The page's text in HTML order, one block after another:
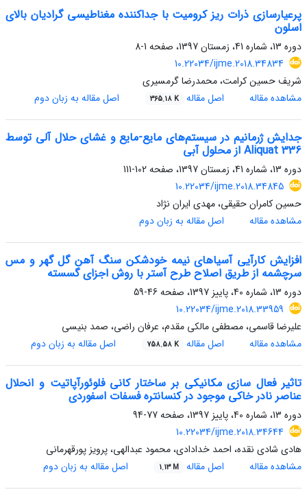
پرعیارسازی ذرات ریز کرومیت با جداکننده مغناطیسی گرادیان بالای
اسلون
دوره 13، شماره 41، زمستان 1397، صفحه
1-8
10.22034/ijme.2018.34834
شریف حسین کرامت، محمدرضا گرمسیری
مشاهده مقاله
اصل مقاله 365.18 K اصل مقاله به زبان دوم
جدایش ژرمانیم در سیستم‌های مایع-مایع و غشای حلال آلی توسط
Aliquat 336 از محلول آبی
دوره 13، شماره 41، زمستان 1397، صفحه
102-111
10.22034/ijme.2018.34845
حسین کامران حقیقی، مهدی ایران نژاد
مشاهده مقاله
اصل مقاله به زبان دوم
افزایش کارآیی آسیاهای نیمه خودشکن سنگ آهن گل گهر و مس
سرچشمه از طریق اصلاح طرح آستر با روش اجزای گسسته
دوره 13، شماره 40، پاییز 1397، صفحه
46-59
10.22034/ijme.2018.33959
علیرضا قاسمی، مصطفی مالکی مقدم، عرفان راضی، صمد بنیسی
مشاهده مقاله
اصل مقاله 758.58 K اصل مقاله به زبان دوم
تاثیر فعال سازی مکانیکی بر ساختار کانی فلوئورآپاتیت و انحلال
عناصر نادر خاکی موجود در کنسانتره فسفات اسفوردی
دوره 13، شماره 40، پاییز 1397، صفحه
77-94
10.22034/ijme.2018.34644
هادی شادی نقده، احمد خدادادی، محمود عبدالهی، پرویز پورقهرمانی
مشاهده مقاله
اصل مقاله 1.13 M اصل مقاله به زبان دوم